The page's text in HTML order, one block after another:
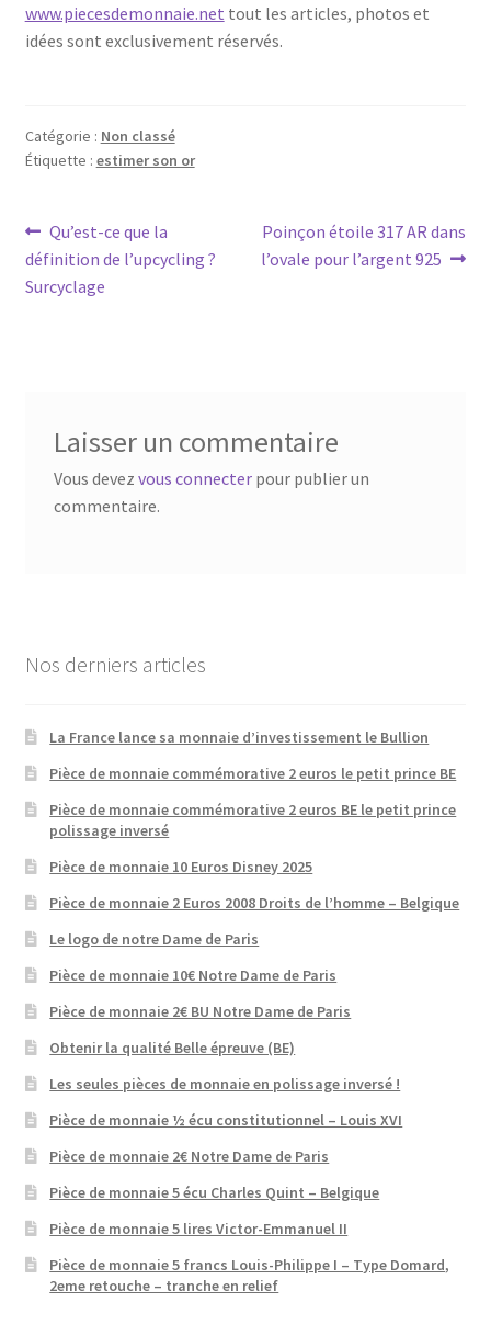
www.piecesdemonnaie.net tout les articles, photos et
idées sont exclusivement réservés.
Catégorie : Non classé
Étiquette : estimer son or
Qu’est-ce que la
définition de l’upcycling ?
Surcyclage
Poinçon étoile 317 AR dans
l’ovale pour l’argent 925
Laisser un commentaire
Vous devez vous connecterpour publier un
commentaire.
Nos derniers articles
La France lance sa monnaie d’investissement le Bullion
Pièce de monnaie commémorative 2 euros le petit prince BE
Pièce de monnaie commémorative 2 euros BE le petit prince
polissage inversé
Pièce de monnaie 10 Euros Disney 2025
Pièce de monnaie 2 Euros 2008 Droits de l’homme – Belgique
Le logo de notre Dame de Paris
Pièce de monnaie 10€ Notre Dame de Paris
Pièce de monnaie 2€ BU Notre Dame de Paris
Obtenir la qualité Belle épreuve (BE)
Les seules pièces de monnaie en polissage inversé !
Pièce de monnaie ½ écu constitutionnel – Louis XVI
Pièce de monnaie 2€ Notre Dame de Paris
Pièce de monnaie 5 écu Charles Quint – Belgique
Pièce de monnaie 5 lires Victor-Emmanuel II
Pièce de monnaie 5 francs Louis-Philippe I – Type Domard,
2eme retouche – tranche en relief